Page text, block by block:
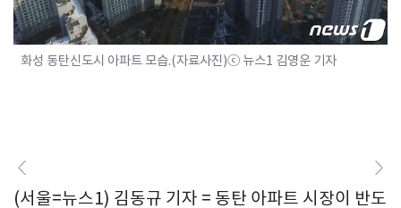
화성 동탄신도시 아파트 모습.(자료사진)ⓒ 뉴스1 김영운 기자
(서울=뉴스1) 김동규 기자 = 동탄 아파트 시장이 반도